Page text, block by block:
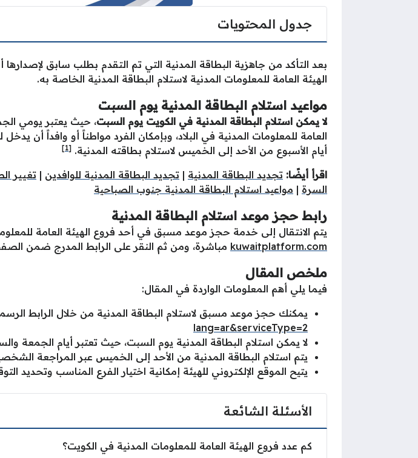
جدول المحتويات
بعد التأكد من جاهزية البطاقة المدنية التي تم التقدم بطلب سابق
الهيئة العامة للمعلومات المدنية لاستلام البطاقة المدنية الخاصة به.
مواعيد استلام البطاقة المدنية يوم السبت
لا يمكن استلام البطاقة المدنية في الكويت يوم السبت، حيث يعتبر يومي
العامة للمعلومات المدنية في البلاد، وبإمكان الفرد مواطناً أو وافداً أن
أيام الأسبوع من الأحد إلى الخميس لاستلام بطاقته المدنية. [1]
اقرأ أيضًا: تجديد البطاقة المدنية | تجديد البطاقة المدنية للوافدين | تغيير
السرة | مواعيد استلام البطاقة المدنية جنوب الصباحية
رابط حجز موعد استلام البطاقة المدنية
يتم الانتقال إلى خدمة حجز موعد مسبق في أحد فروع الهيئة العامة للمعلومات
kuwaitplatform.com مباشرة، ومن ثم النقر على الرابط المدرج ضمن
ملخص المقال
فيما يلي أهم المعلومات الواردة في المقال:
يمكنك حجز موعد مسبق لاستلام البطاقة المدنية من خلال الرابط
lang=ar&serviceType=2
لا يمكن استلام البطاقة المدنية يوم السبت، حيث تعتبر أيام الجمعة
يتم استلام البطاقة المدنية من الأحد إلى الخميس عبر المراجعة
يتيح الموقع الإلكتروني للهيئة إمكانية اختيار الفرع المناسب وتحديد
الأسئلة الشائعة
كم عدد فروع الهيئة العامة للمعلومات المدنية في الكويت؟